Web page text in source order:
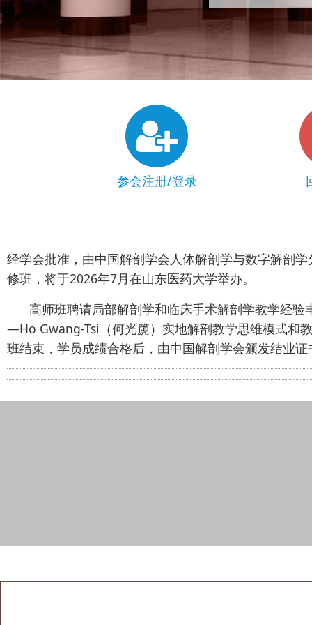
参会注册/登录
经学会批准，由中国解剖学会人体解剖学与数字解剖
修班，将于2026年7月在山东医药大学举办。
高师班聘请局部解剖学和临床手术解剖学教学经
—Ho Gwang-Tsi（何光篪）实地解剖教学思维模式和
班结束，学员成绩合格后，由中国解剖学会颁发结业证